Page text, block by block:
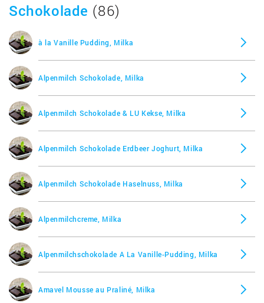
Schokolade (86)
à la Vanille Pudding, Milka
Alpenmilch Schokolade, Milka
Alpenmilch Schokolade & LU Kekse, Milka
Alpenmilch Schokolade Erdbeer Joghurt, Milka
Alpenmilch Schokolade Haselnuss, Milka
Alpenmilchcreme, Milka
Alpenmilchschokolade A La Vanille-Pudding, Milka
Amavel Mousse au Praliné, Milka